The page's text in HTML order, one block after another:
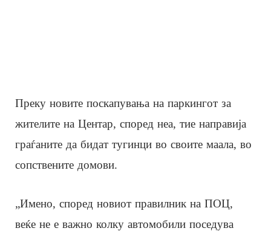
Преку новите поскапувања на паркингот за
жителите на Центар, според неa, тие направија
граѓаните да бидат тугинци во своите маала, во
сопствените домови.
„Имено, според новиот правилник на ПОЦ,
веќе не е важно колку автомобили поседува